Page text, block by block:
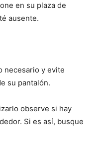
en su plaza de
ausente.
necesario y evite
su pantalón.
observe si hay
Si es así, busque